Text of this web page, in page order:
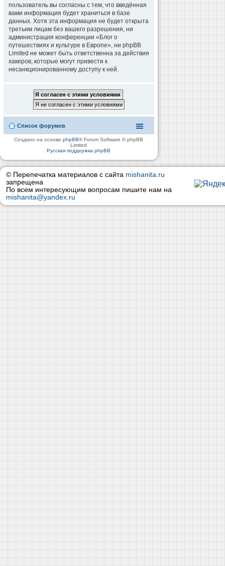
пользователь вы согласны с тем, что введённая
вами информация будет храниться в базе
данных. Хотя эта информация не будет открыта
третьим лицам без вашего разрешения, ни
администрация конференции «Блог о
путешествиях и культуре в Европе», ни phpBB
Limited не может быть ответственна за действия
хакеров, которые могут привести к
несанкционированному доступу к ней.
Список форумов
Создано на основеphpBB® Forum Software © phpBB
Limited
Русская поддержка phpBB
© Перепечатка материалов с сайта mishanita.ru
запрещена
По всем интересующим вопросам пишите нам на
mishanita@yandex.ru